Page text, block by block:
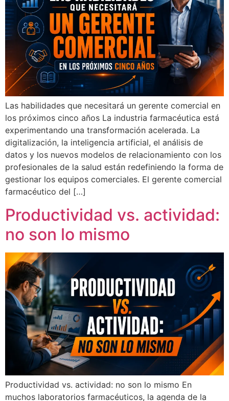
Las habilidades que necesitará un gerente comercial en
los próximos cinco años La industria farmacéutica está
experimentando una transformación acelerada. La
digitalización, la inteligencia artificial, el análisis de
datos y los nuevos modelos de relacionamiento con los
profesionales de la salud están redefiniendo la forma de
gestionar los equipos comerciales. El gerente comercial
farmacéutico del […]
Productividad vs. actividad:
no son lo mismo
Productividad vs. actividad: no son lo mismo En
muchos laboratorios farmacéuticos, la agenda de la